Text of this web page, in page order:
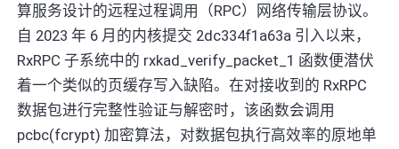
算服务设计的远程过程调用（RPC）网络传输层协议。
自 2023 年 6 月的内核提交 2dc334f1a63a 引入以来，
RxRPC 子系统中的 rxkad_verify_packet_1 函数便潜伏
着一个类似的页缓存写入缺陷。在对接收到的 RxRPC
数据包进行完整性验证与解密时，该函数会调用
pcbc(fcrypt) 加密算法，对数据包执行高效率的原地单